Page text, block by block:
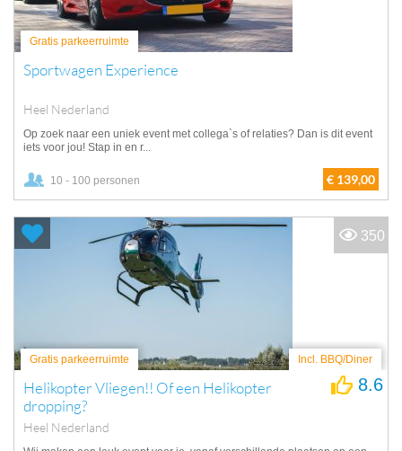
Gratis parkeerruimte
Sportwagen Experience
Heel Nederland
Op zoek naar een uniek event met collega`s of relaties? Dan is dit event
iets voor jou! Stap in en r...
10 - 100 personen € 139,00
Gratis parkeerruimte Incl. BBQ/Diner
Helikopter Vliegen!! Of een Helikopter
dropping?
Heel Nederland
8.6
350